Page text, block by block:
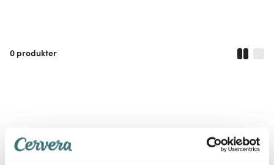
0 produkter
Produktet ble ikke funnet.